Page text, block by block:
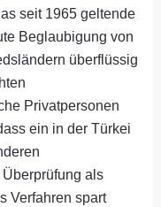
seit 1965 geltende
Beglaubigung von
überflüssig
Privatpersonen
ein in der Türkei
als
Verfahren spart